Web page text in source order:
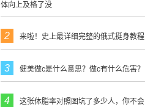
体向上及格了没
来啦！史上最详细完整的俄式挺身教程
健美做c是什么意思？做c有什么危害？
这张体脂率对照图坑了多少人，你不会